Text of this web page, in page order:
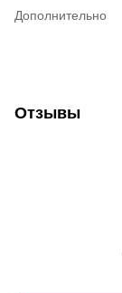
Дополнительно
Отзывы